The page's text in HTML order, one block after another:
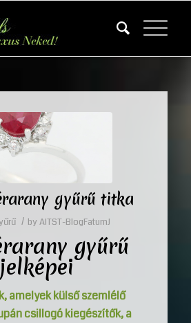
gyűrű titka
/ by AITST-BlogFatumJ
gyűrű
jelképei
amelyek külső szemlélő
csillogó kiegészítők, a